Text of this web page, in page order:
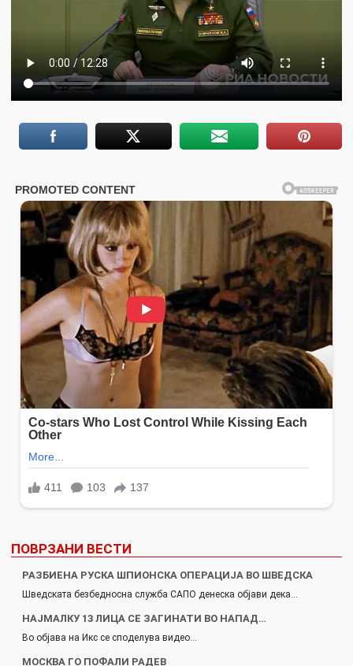
ПОВРЗАНИ ВЕСТИ
РАЗБИЕНА РУСКА ШПИОНСКА ОПЕРАЦИЈА ВО ШВЕДСКА
Шведската безбедносна служба САПО денеска објави дека…
НАЈМАЛКУ 13 ЛИЦА СЕ ЗАГИНАТИ ВО НАПАД…
Во објава на Икс се споделува видео…
МОСКВА ГО ПОФАЛИ РАДЕВ